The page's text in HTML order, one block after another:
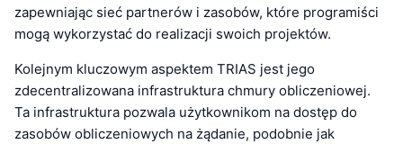
zapewniając sieć partnerów i zasobów, które programiści
mogą wykorzystać do realizacji swoich projektów.
Kolejnym kluczowym aspektem TRIAS jest jego
zdecentralizowana infrastruktura chmury obliczeniowej.
Ta infrastruktura pozwala użytkownikom na dostęp do
zasobów obliczeniowych na żądanie, podobnie jak